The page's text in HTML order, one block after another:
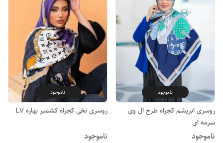
ناموجود
روسری ابریشم کجراه طرح ال وی
سرمه ای
ناموجود
ناموجود
روسری نخی کجراه کشمیر بهاره LV
ناموجود